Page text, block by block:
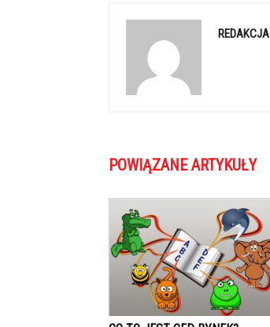
REDAKCJA
POWIĄZANE ARTYKUŁY